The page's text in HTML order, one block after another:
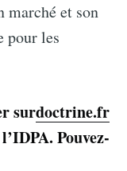
marché et son
pour les
surdoctrine.fr
Pouvez-